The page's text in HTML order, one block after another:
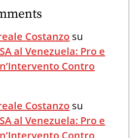
Costanzo su
al Venezuela: Pro e
Contro
Costanzo su
al Venezuela: Pro e
Contro